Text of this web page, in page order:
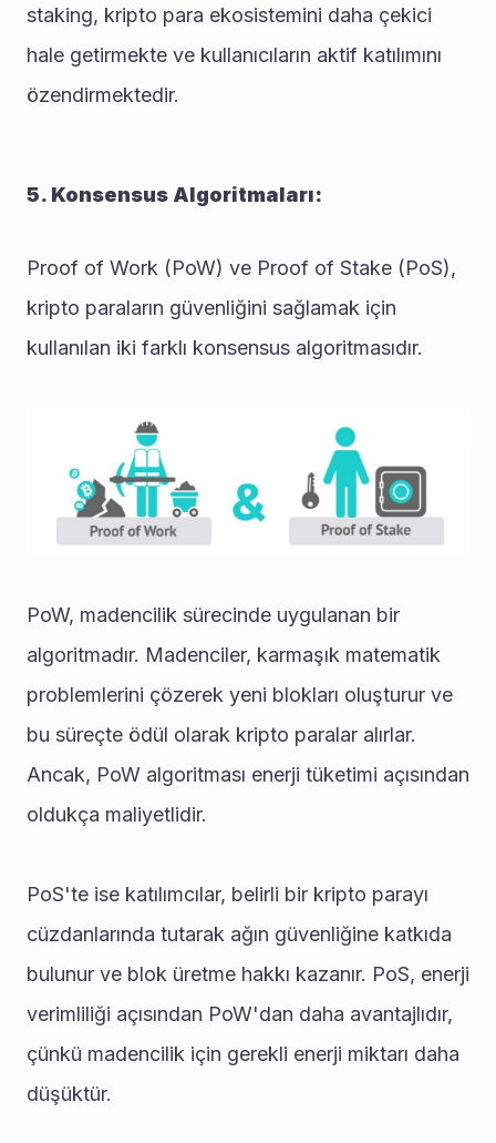
staking, kripto para ekosistemini daha çekici
hale getirmekte ve kullanıcıların aktif katılımını
özendirmektedir.
5. Konsensus Algoritmaları:
Proof of Work (PoW) ve Proof of Stake (PoS),
kripto paraların güvenliğini sağlamak için
kullanılan iki farklı konsensus algoritmasıdır.
PoW, madencilik sürecinde uygulanan bir
algoritmadır. Madenciler, karmaşık matematik
problemlerini çözerek yeni blokları oluşturur ve
bu süreçte ödül olarak kripto paralar alırlar.
Ancak, PoW algoritması enerji tüketimi açısından
oldukça maliyetlidir.
PoS'te ise katılımcılar, belirli bir kripto parayı
cüzdanlarında tutarak ağın güvenliğine katkıda
bulunur ve blok üretme hakkı kazanır. PoS, enerji
verimliliği açısından PoW'dan daha avantajlıdır,
çünkü madencilik için gerekli enerji miktarı daha
düşüktür.